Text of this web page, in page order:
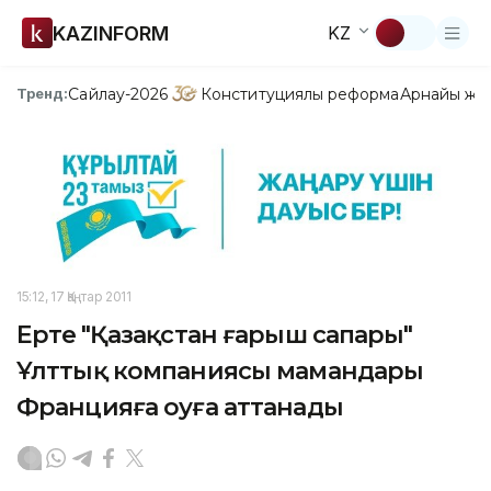
KAZINFORM KZ
Тренд:Сайлау-2026 Конституциялық реформаАрнайы
15:12, 17 Қаңтар 2011
Ертең "Қазақстан ғарыш сапары"
Ұлттық компаниясы мамандары
Францияға оуға аттанады